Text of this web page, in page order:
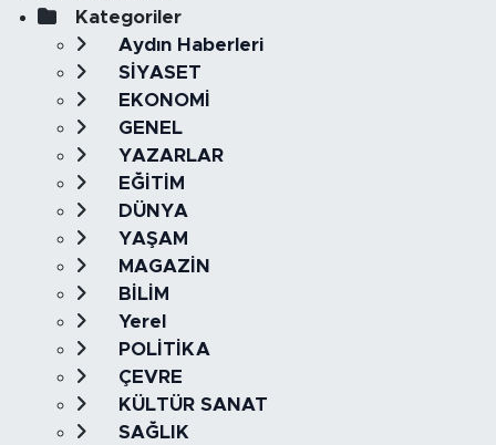
Kategoriler
Aydın Haberleri
SİYASET
EKONOMİ
GENEL
YAZARLAR
EĞİTİM
DÜNYA
YAŞAM
MAGAZİN
BİLİM
Yerel
POLİTİKA
ÇEVRE
KÜLTÜR SANAT
SAĞLIK